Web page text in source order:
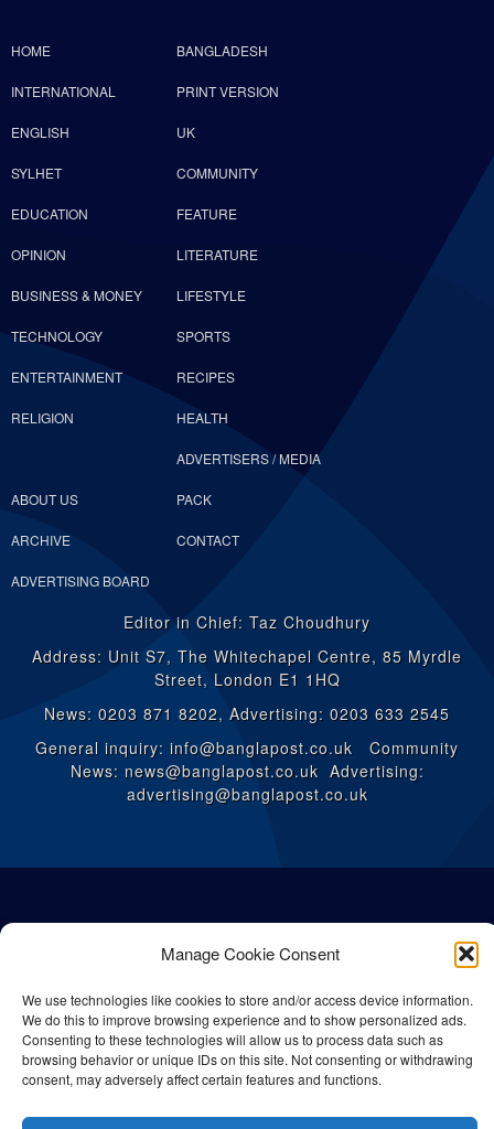
Manage Cookie Consent
We use technologies like cookies to store and/or access device information.
We do this to improve browsing experience and to show personalized ads.
Consenting to these technologies will allow us to process data such as
browsing behavior or unique IDs on this site. Not consenting or withdrawing
consent, may adversely affect certain features and functions.
HOME BANGLADESH
INTERNATIONAL PRINT VERSION
ENGLISH UK
SYLHET COMMUNITY
EDUCATION FEATURE
OPINION LITERATURE
BUSINESS & MONEY LIFESTYLE
TECHNOLOGY SPORTS
ENTERTAINMENT RECIPES
RELIGION HEALTH
ABOUT US
ADVERTISERS / MEDIA
PACK
ARCHIVE CONTACT
ADVERTISING BOARD
Editor in Chief: Taz Choudhury
Address: Unit S7, The Whitechapel Centre, 85 Myrdle
Street, London E1 1HQ
News: 0203 871 8202, Advertising: 0203 633 2545
General inquiry: info@banglapost.co.uk Community
News: news@banglapost.co.uk Advertising:
advertising@banglapost.co.uk
© All rights reserved Bangla Post2026| Any unauthorised use or